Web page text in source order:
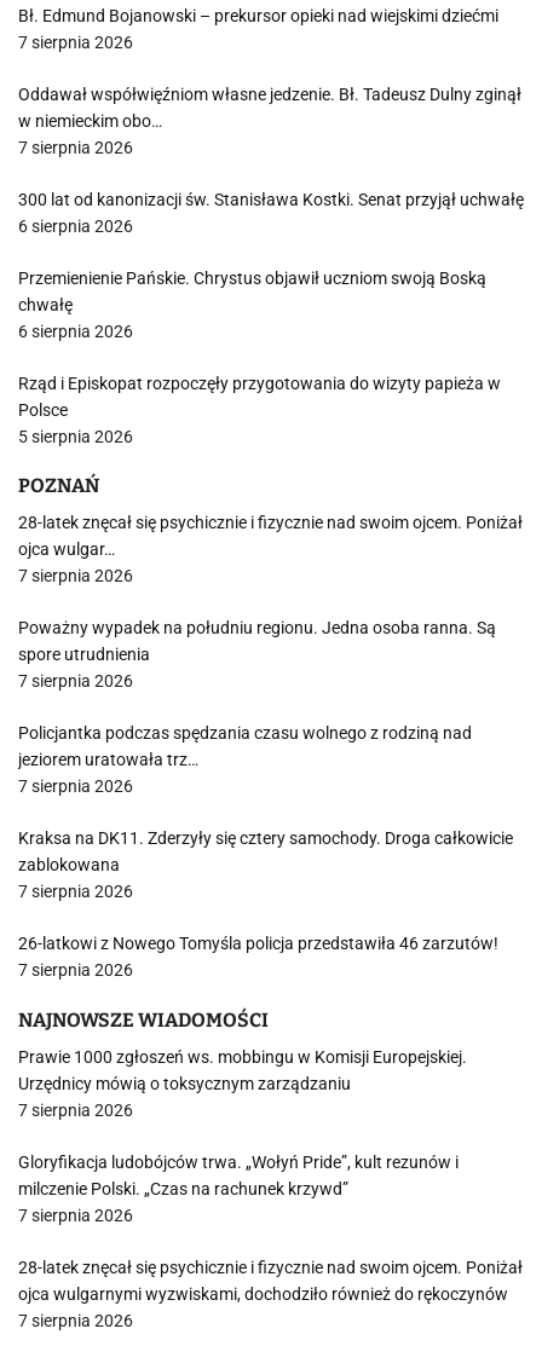
Bł. Edmund Bojanowski – prekursor opieki nad wiejskimi dziećmi
7 sierpnia 2026
Oddawał współwięźniom własne jedzenie. Bł. Tadeusz Dulny zginął
w niemieckim obo…
7 sierpnia 2026
300 lat od kanonizacji św. Stanisława Kostki. Senat przyjął uchwałę
6 sierpnia 2026
Przemienienie Pańskie. Chrystus objawił uczniom swoją Boską
chwałę
6 sierpnia 2026
Rząd i Episkopat rozpoczęły przygotowania do wizyty papieża w
Polsce
5 sierpnia 2026
POZNAŃ
28-latek znęcał się psychicznie i fizycznie nad swoim ojcem. Poniżał
ojca wulgar…
7 sierpnia 2026
Poważny wypadek na południu regionu. Jedna osoba ranna. Są
spore utrudnienia
7 sierpnia 2026
Policjantka podczas spędzania czasu wolnego z rodziną nad
jeziorem uratowała trz…
7 sierpnia 2026
Kraksa na DK11. Zderzyły się cztery samochody. Droga całkowicie
zablokowana
7 sierpnia 2026
26-latkowi z Nowego Tomyśla policja przedstawiła 46 zarzutów!
7 sierpnia 2026
NAJNOWSZE WIADOMOŚCI
Prawie 1000 zgłoszeń ws. mobbingu w Komisji Europejskiej.
Urzędnicy mówią o toksycznym zarządzaniu
7 sierpnia 2026
Gloryfikacja ludobójców trwa. „Wołyń Pride”, kult rezunów i
milczenie Polski. „Czas na rachunek krzywd”
7 sierpnia 2026
28-latek znęcał się psychicznie i fizycznie nad swoim ojcem. Poniżał
ojca wulgarnymi wyzwiskami, dochodziło również do rękoczynów
7 sierpnia 2026